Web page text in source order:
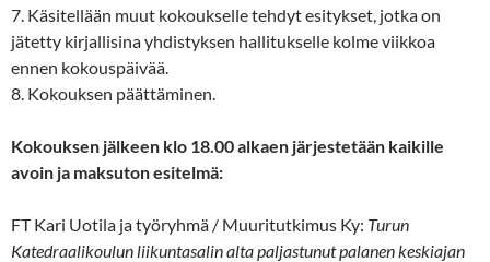
7. Käsitellään muut kokoukselle tehdyt esitykset, jotka on
jätetty kirjallisina yhdistyksen hallitukselle kolme viikkoa
ennen kokouspäivää.
8. Kokouksen päättäminen.
Kokouksen jälkeen klo 18.00 alkaen järjestetään kaikille
avoin ja maksuton esitelmä:
FT Kari Uotila ja työryhmä / Muuritutkimus Ky: Turun
Katedraalikoulun liikuntasalin alta paljastunut palanen keskiajan